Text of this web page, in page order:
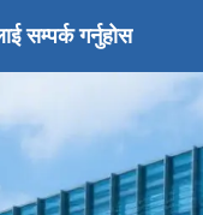
सम्पर्क गर्नुहोस